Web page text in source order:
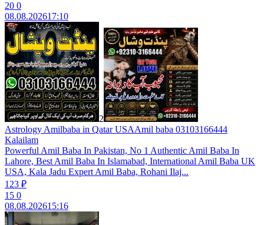
20 0
08.08.202617:10
2
Astrology Amilbaba in Qatar USAAmil baba 03103166444
Kalailam
Powerful Amil Baba In Pakistan, No 1 Authentic Amil Baba In
Lahore, Best Amil Baba In Islamabad, International Amil Baba UK
USA, Kala Jadu Expert Amil Baba, Rohani Ilaj...
123 ₽
15 0
08.08.202615:16